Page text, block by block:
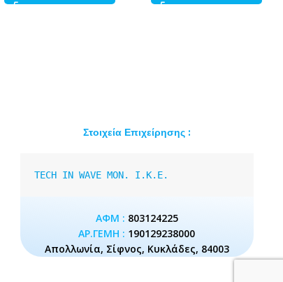
Στοιχεία Επιχείρησης :
TECH IN WAVE MON. I.K.E.
ΑΦΜ : 803124225
ΑΡ.ΓΕΜΗ : 190129238000
Απολλωνία, Σίφνος, Κυκλάδες, 84003